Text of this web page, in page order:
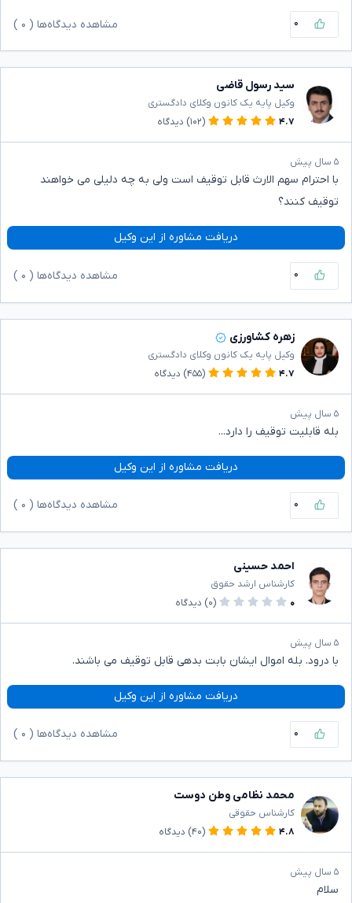
۰ مشاهده دیدگاه‌ها ( ۰
سید رسول قاضی
وکیل پایه یک کانون وکلای دادگستری
۴.۷
(۱۰۲) دیدگاه
۵ سال پیش
با احترام سهم الارث قابل توقیف است ولی به چه دلیلی می خواهند
توقیف کنند؟
دریافت مشاوره از این وکیل
۰ مشاهده دیدگاه‌ها ( ۰
زهره کشاورزی
وکیل پایه یک کانون وکلای دادگستری
۴.۷
(۴۵۵) دیدگاه
۵ سال پیش
بله قابلیت توقیف را دارد...
دریافت مشاوره از این وکیل
۰ مشاهده دیدگاه‌ها ( ۰
احمد حسینی
کارشناس ارشد حقوق
۰
(۰) دیدگاه
۵ سال پیش
با درود. بله اموال ایشان بابت بدهی قابل توقیف می باشند.
دریافت مشاوره از این وکیل
۰ مشاهده دیدگاه‌ها ( ۰
محمد نظامی وطن دوست
کارشناس حقوقی
۴.۸
(۴۰) دیدگاه
۵ سال پیش
سلام